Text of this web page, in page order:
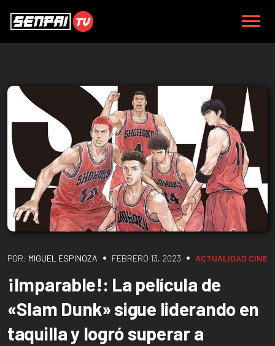
POR: MIGUEL ESPINOZA • FEBRERO 13, 2023 • ACTUALIDAD CINE
¡Imparable!: La película de
«Slam Dunk» sigue liderando en
taquilla y logró superar a